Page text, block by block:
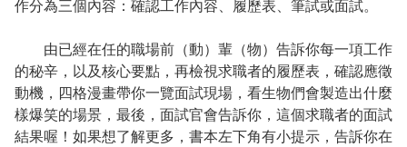
作分為三個內容：確認工作內容、履歷表、筆試或面試。
由已經在任的職場前（動）輩（物）告訴你每一項工作
的秘辛，以及核心要點，再檢視求職者的履歷表，確認應徵
動機，四格漫畫帶你一覽面試現場，看生物們會製造出什麼
樣爆笑的場景，最後，面試官會告訴你，這個求職者的面試
結果喔！如果想了解更多，書本左下角有小提示，告訴你在